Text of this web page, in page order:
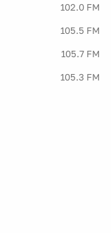
102.0 FM
105.5 FM
105.7 FM
105.3 FM